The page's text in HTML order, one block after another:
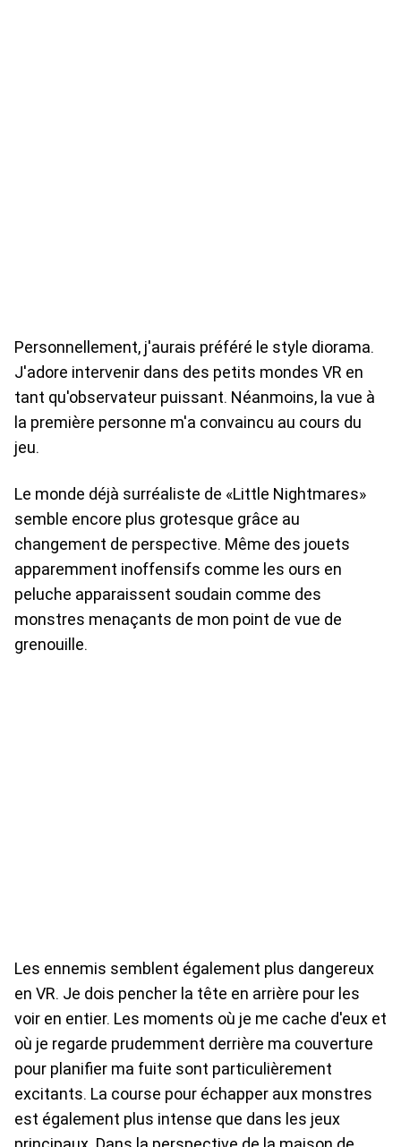
Personnellement, j'aurais préféré le style diorama.
J'adore intervenir dans des petits mondes VR en
tant qu'observateur puissant. Néanmoins, la vue à
la première personne m'a convaincu au cours du
jeu.
Le monde déjà surréaliste de «Little Nightmares»
semble encore plus grotesque grâce au
changement de perspective. Même des jouets
apparemment inoffensifs comme les ours en
peluche apparaissent soudain comme des
monstres menaçants de mon point de vue de
grenouille.
Les ennemis semblent également plus dangereux
en VR. Je dois pencher la tête en arrière pour les
voir en entier. Les moments où je me cache d'eux et
où je regarde prudemment derrière ma couverture
pour planifier ma fuite sont particulièrement
excitants. La course pour échapper aux monstres
est également plus intense que dans les jeux